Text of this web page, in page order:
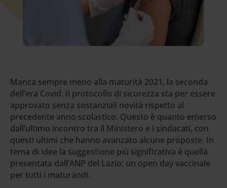
Manca sempre meno alla maturità 2021, la seconda
dell’era Covid. Il protocollo di sicurezza sta per essere
approvato senza sostanziali novità rispetto al
precedente anno scolastico. Questo è quanto emerso
dall’ultimo incontro tra il Ministero e i sindacati, con
questi ultimi che hanno avanzato alcune proposte. In
tema di idee la suggestione più significativa è quella
presentata dall’ANP del Lazio: un open day vaccinale
per tutti i maturandi.